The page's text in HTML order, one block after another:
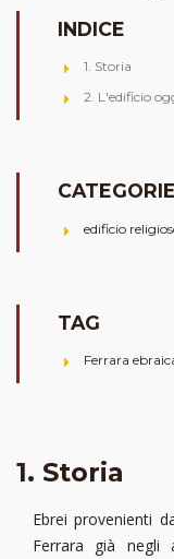
INDICE
1. Storia
2. L'edificio
CATEGORIE
edificio
TAG
Ferrara
1. Storia
Ebrei provenienti
Ferrara già negli